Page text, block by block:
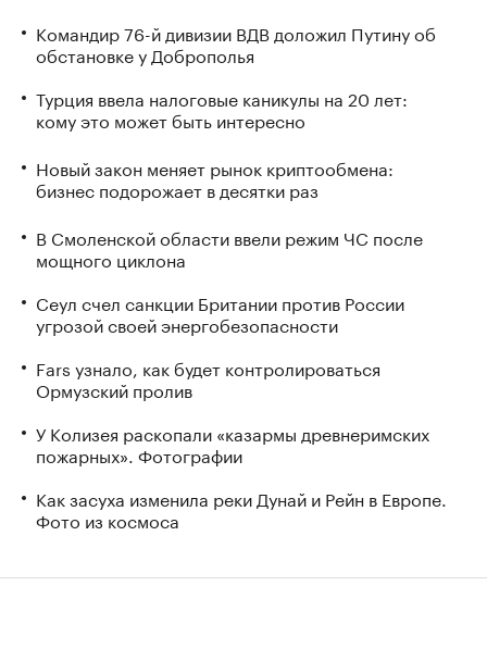
Командир 76-й дивизии ВДВ доложил Путину об
обстановке у Доброполья
Турция ввела налоговые каникулы на 20 лет:
кому это может быть интересно
Новый закон меняет рынок криптообмена:
бизнес подорожает в десятки раз
В Смоленской области ввели режим ЧС после
мощного циклона
Сеул счел санкции Британии против России
угрозой своей энергобезопасности
Fars узнало, как будет контролироваться
Ормузский пролив
У Колизея раскопали «казармы древнеримских
пожарных». Фотографии
Как засуха изменила реки Дунай и Рейн в Европе.
Фото из космоса